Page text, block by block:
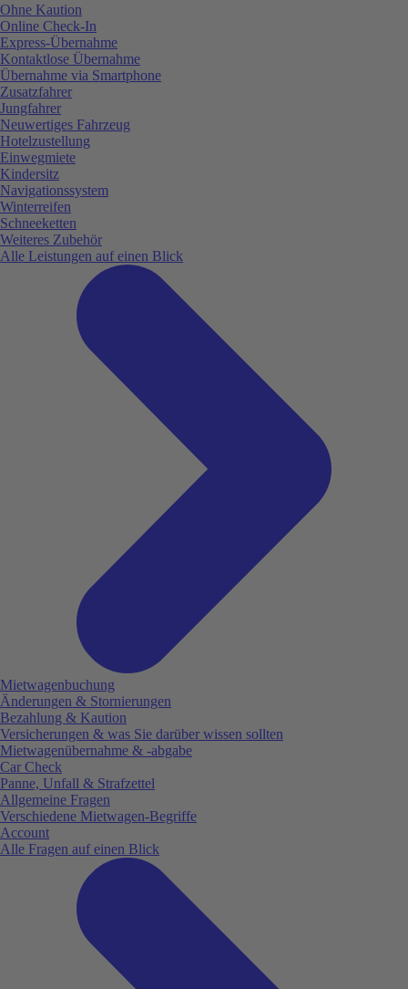
Ohne Kaution
Online Check-In
Express-Übernahme
Kontaktlose Übernahme
Übernahme via Smartphone
Zusatzfahrer
Jungfahrer
Neuwertiges Fahrzeug
Hotelzustellung
Einwegmiete
Kindersitz
Navigationssystem
Winterreifen
Schneeketten
Weiteres Zubehör
Alle Leistungen auf einen Blick
Mietwagenbuchung
Änderungen & Stornierungen
Bezahlung & Kaution
Versicherungen & was Sie darüber wissen sollten
Mietwagenübernahme & -abgabe
Car Check
Panne, Unfall & Strafzettel
Allgemeine Fragen
Verschiedene Mietwagen-Begriffe
Account
Alle Fragen auf einen Blick